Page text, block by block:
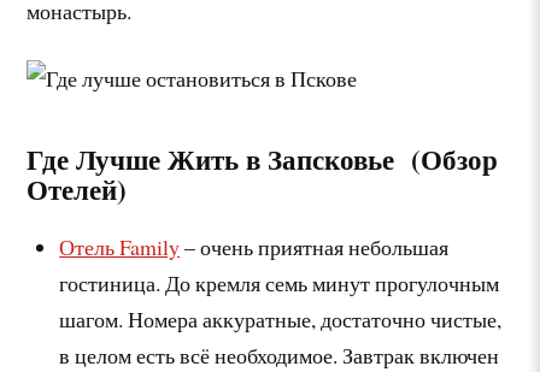
монастырь.
Где Лучше Жить в Запсковье (Обзор
Отелей)
Отель Family– очень приятная небольшая
гостиница. До кремля семь минут прогулочным
шагом. Номера аккуратные, достаточно чистые,
в целом есть всё необходимое. Завтрак включен